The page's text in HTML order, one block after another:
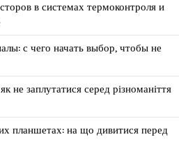
в системах термоконтроля и
с чего начать выбор, чтобы не
не заплутатися серед різноманіття
планшетах: на що дивитися перед